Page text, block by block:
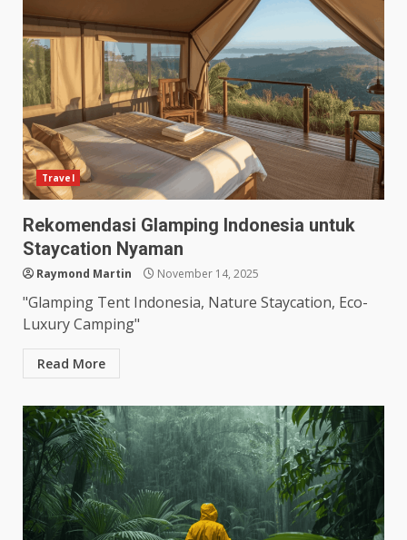
Travel
Rekomendasi Glamping Indonesia untuk
Staycation Nyaman
Raymond Martin November 14, 2025
"Glamping Tent Indonesia, Nature Staycation, Eco-
Luxury Camping"
Read More